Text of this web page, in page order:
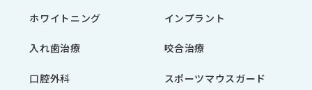
ホワイトニング インプラント
入れ歯治療 咬合治療
口腔外科 スポーツマウスガード